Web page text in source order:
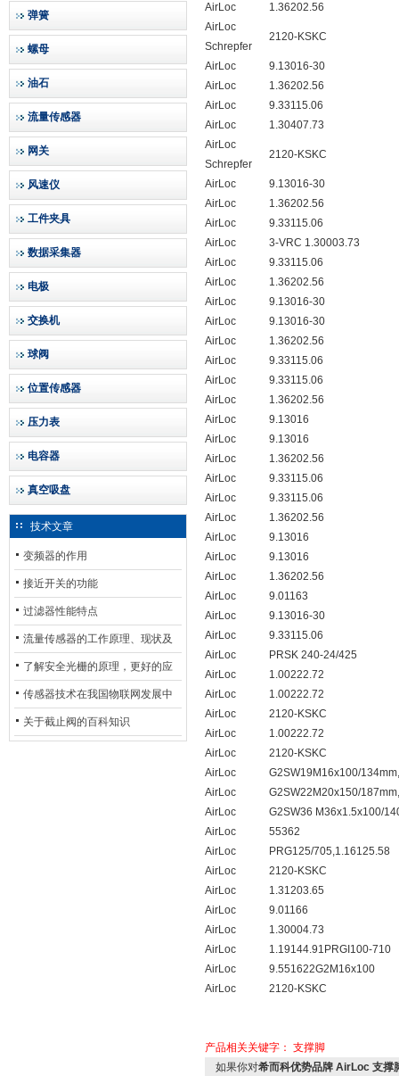
弹簧
螺母
油石
流量传感器
网关
风速仪
工件夹具
数据采集器
电极
交换机
球阀
位置传感器
压力表
电容器
真空吸盘
技术文章
变频器的作用
接近开关的功能
过滤器性能特点
流量传感器的工作原理、现状及
其发展前景
了解安全光栅的原理，更好的应
用安全光栅
传感器技术在我国物联网发展中
的地位*
关于截止阀的百科知识
AirLoc
1.36202.56
AirLoc
Schrepfer
2120-KSKC
AirLoc
9.13016-30
AirLoc
1.36202.56
AirLoc
9.33115.06
AirLoc
1.30407.73
AirLoc
Schrepfer
2120-KSKC
AirLoc
9.13016-30
AirLoc
1.36202.56
AirLoc
9.33115.06
AirLoc
3-VRC 1.30003.73
AirLoc
9.33115.06
AirLoc
1.36202.56
AirLoc
9.13016-30
AirLoc
9.13016-30
AirLoc
1.36202.56
AirLoc
9.33115.06
AirLoc
9.33115.06
AirLoc
1.36202.56
AirLoc
9.13016
AirLoc
9.13016
AirLoc
1.36202.56
AirLoc
9.33115.06
AirLoc
9.33115.06
AirLoc
1.36202.56
AirLoc
9.13016
AirLoc
9.13016
AirLoc
1.36202.56
AirLoc
9.01163
AirLoc
9.13016-30
AirLoc
9.33115.06
AirLoc
PRSK 240-24/425
AirLoc
1.00222.72
AirLoc
1.00222.72
AirLoc
2120-KSKC
AirLoc
1.00222.72
AirLoc
2120-KSKC
AirLoc
G2SW19M16x100/
AirLoc
G2SW22M20x150/
AirLoc
G2SW36 M36x1.5x100/
AirLoc
55362
AirLoc
PRG125/705,1.16125.58
AirLoc
2120-KSKC
AirLoc
1.31203.65
AirLoc
9.01166
AirLoc
1.30004.73
AirLoc
1.19144.91PRGI100-710
AirLoc
9.551622G2M16x100
AirLoc
2120-KSKC
产品相关关键字： 支撑脚
如果你对希而科优势品牌 AirLoc 支撑